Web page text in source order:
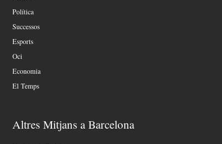
Política
Successos
Esports
Oci
Economia
El Temps
Altres Mitjans a Barcelona